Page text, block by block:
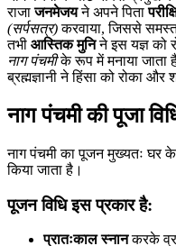
राजाजनमेजयने अपने पिता
(सर्पसत्र)करवाया, जिससे समस्त
तभी आस्तिक मुनिने इस यज्ञ को
नाग पंचमीके रूप में मनाया जाता
ब्रह्मज्ञानी ने हिंसा को रोका और
नाग पंचमी की पूजा
नाग पंचमी का पूजन मुख्यतः घर
किया जाता है।
पूजन विधि इस प्रकार है:
प्रातःकाल स्नानकरके